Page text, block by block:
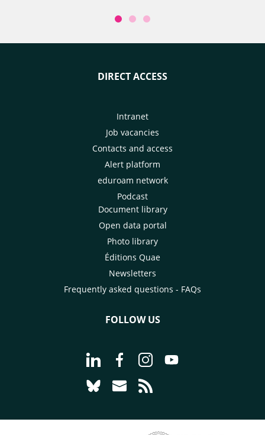
DIRECT ACCESS
Intranet
Job vacancies
Contacts and access
Alert platform
eduroam network
Podcast
Document library
Open data portal
Photo library
Éditions Quae
Newsletters
Frequently asked questions - FAQs
FOLLOW US
Go to page Follow us on LinkedIn -
Go to page Follow us on
Go to page Follow us on
Go to page Follow
Go to page Follow us on Bluesky -
Go to page Contact us - CIRAD